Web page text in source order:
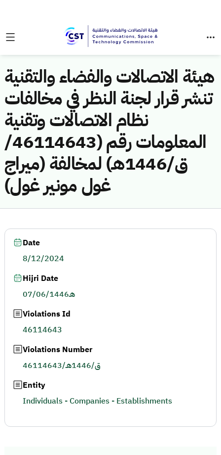
هيئة الاتصالات والفضاء والتقنية
تنشر قرار لجنة النظر في مخالفات
نظام الاتصالات وتقنية
المعلومات رقم (46114643/
ق/1446هـ) لمخالفة (ميراج
غول مونير غول)
Date
8/12/2024
Hijri Date
07/06/1446هـ
Violations Id
46114643
Violations Number
46114643/ق/1446هـ
Entity
Individuals - Companies - Establishments